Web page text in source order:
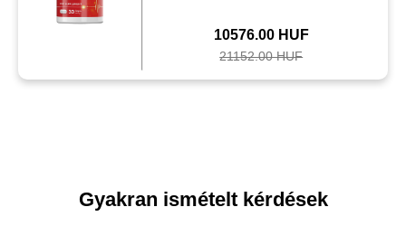
10576.00 HUF
21152.00 HUF
Gyakran ismételt kérdések